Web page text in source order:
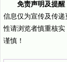
免责声明及提醒
信息仅为宣传及传
性请浏览者慎重核
谨慎！